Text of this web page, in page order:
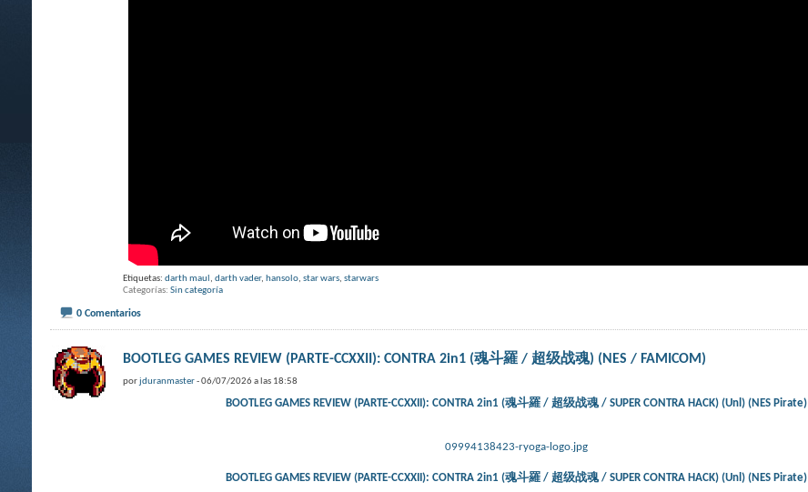
Etiquetas: darth maul , darth vader, hansolo, star wars, starwars
Categorías Sin categoría
0 Comentarios
BOOTLEG GAMES REVIEW (PARTE-CCXXII): CONTRA 2in1 (魂斗羅 / 超级战魂) (NES / FAMICOM)
porjduranmaster- 06/07/2026 a las 18:58
BOOTLEG GAMES REVIEW (PARTE-CCXXII): CONTRA 2in1 (魂斗羅 / 超级战魂 / SUPER CONTRA HACK) (Unl) (NES Pirate)
09994138423-ryoga-logo.jpg
BOOTLEG GAMES REVIEW (PARTE-CCXXII): CONTRA 2in1 (魂斗羅 / 超级战魂 / SUPER CONTRA HACK) (Unl) (NES Pirate)